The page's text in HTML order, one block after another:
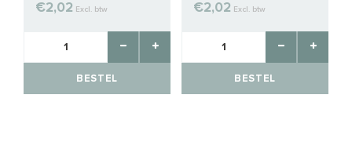
€2,02 Excl. btw
BESTEL
€2,02 Excl. btw
BESTEL